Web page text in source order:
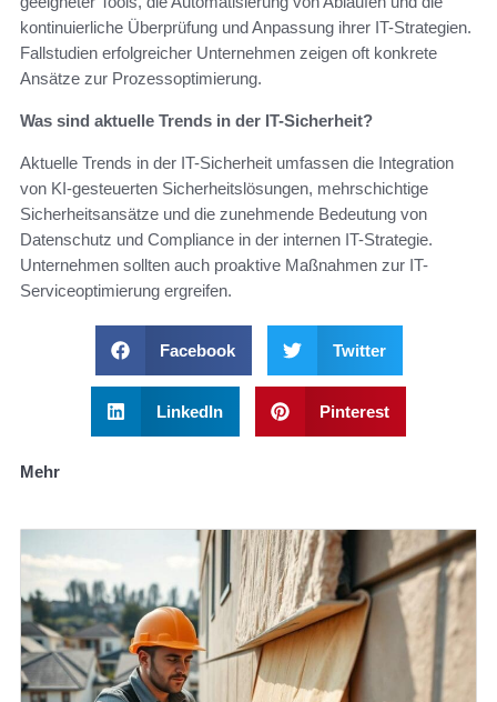
kontinuierliche Überprüfung und Anpassung ihrer IT-Strategien.
Fallstudien erfolgreicher Unternehmen zeigen oft konkrete
Ansätze zur Prozessoptimierung.
Was sind aktuelle Trends in der IT-Sicherheit?
Aktuelle Trends in der IT-Sicherheit umfassen die Integration
von KI-gesteuerten Sicherheitslösungen, mehrschichtige
Sicherheitsansätze und die zunehmende Bedeutung von
Datenschutz und Compliance in der internen IT-Strategie.
Unternehmen sollten auch proaktive Maßnahmen zur IT-
Serviceoptimierung ergreifen.
Facebook Twitter
LinkedIn Pinterest
Mehr